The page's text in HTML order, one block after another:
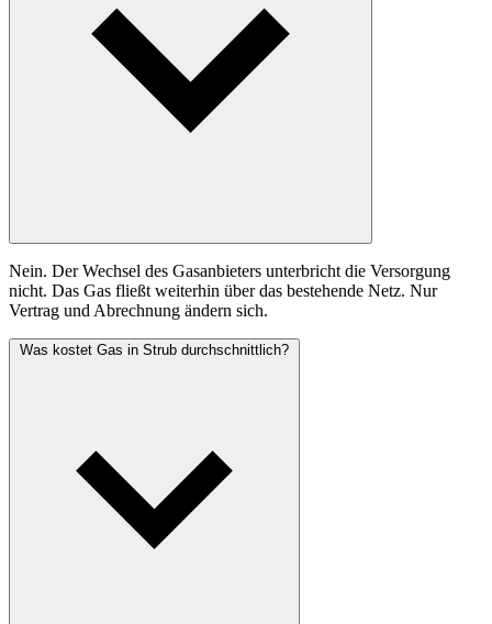
Nein. Der Wechsel des Gasanbieters unterbricht die Versorgung
nicht. Das Gas fließt weiterhin über das bestehende Netz. Nur
Vertrag und Abrechnung ändern sich.
Was kostet Gas in Strub durchschnittlich?